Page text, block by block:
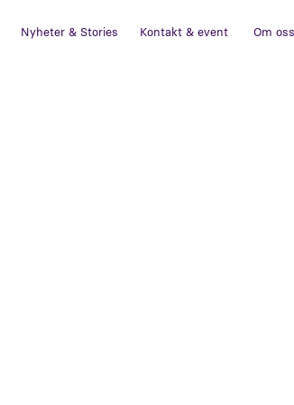
Nyheter & Stories Kontakt & event Om